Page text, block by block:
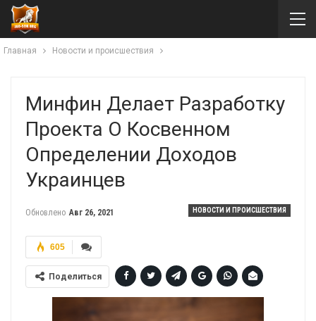
Главная Новости и происшествия
Минфин Делает Разработку
Проекта О Косвенном
Определении Доходов
Украинцев
НОВОСТИ И ПРОИСШЕСТВИЯ
Обновлено Авг 26, 2021
605
Поделиться